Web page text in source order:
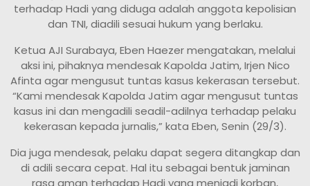
terhadap Hadi yang diduga adalah anggota kepolisian
dan TNI, diadili sesuai hukum yang berlaku.
Ketua AJI Surabaya, Eben Haezer mengatakan, melalui
aksi ini, pihaknya mendesak Kapolda Jatim, Irjen Nico
Afinta agar mengusut tuntas kasus kekerasan tersebut.
“Kami mendesak Kapolda Jatim agar mengusut tuntas
kasus ini dan mengadili seadil-adilnya terhadap pelaku
kekerasan kepada jurnalis,” kata Eben, Senin (29/3).
Dia juga mendesak, pelaku dapat segera ditangkap dan
di adili secara cepat. Hal itu sebagai bentuk jaminan
rasa aman terhadap Hadi yang menjadi korban,